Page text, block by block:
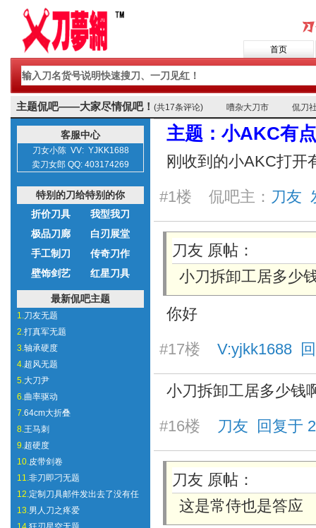
首页
主题侃吧——大家尽情侃吧！ (共17条评论) 嘈杂大刀市 侃刀
客服中心
刀女小陈 VV: YJKK1688
卖刀女郎 QQ: 403174269
特别的刀给特别的你
折价刀具
我型我刀
极品刀廊
白刃展堂
手工制刀
传奇刀作
壁饰剑艺
红星刀具
最新侃吧主题
1.刀友无题
2.打真军无题
3.轴承硬度
4.超风无题
5.大刀尹
6.曲率驱动
7.64cm大折叠
8.王马刺
9.超硬度
10.皮带剑卷
11.非刀即刁无题
12.定制刀具邮件发出去了没有任
13.男人刀之疼爱
主题：小AKC有
刚收到的小AKC打开
#1楼 侃吧主： 刀友
刀友 原帖：
小刀拆卸工居多少
你好
#17楼 V:yjkk1688
小刀拆卸工居多少钱
#16楼 刀友 回复于
刀友 原帖：
这是常侍也是答应